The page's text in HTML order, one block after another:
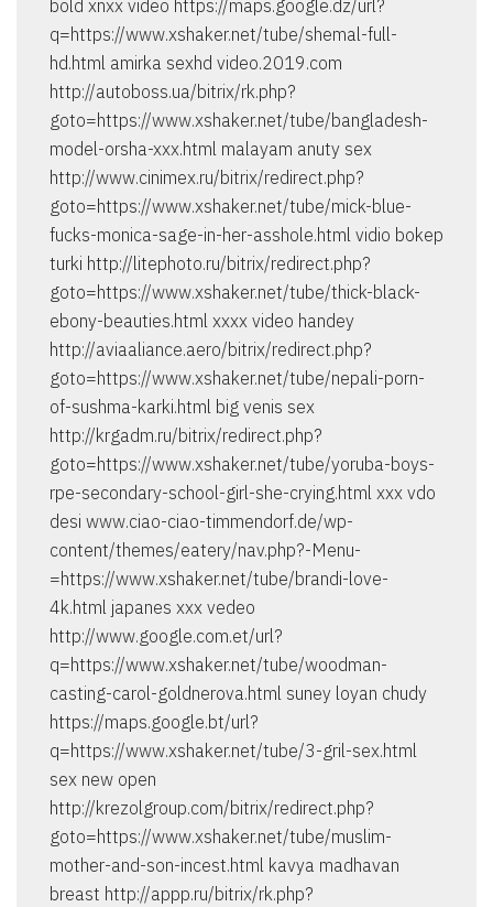
bold xnxx video https://maps.google.dz/url?
q=https://www.xshaker.net/tube/shemal-full-
hd.html amirka sexhd video.2019.com
http://autoboss.ua/bitrix/rk.php?
goto=https://www.xshaker.net/tube/bangladesh-
model-orsha-xxx.html malayam anuty sex
http://www.cinimex.ru/bitrix/redirect.php?
goto=https://www.xshaker.net/tube/mick-blue-
fucks-monica-sage-in-her-asshole.html vidio bokep
turki http://litephoto.ru/bitrix/redirect.php?
goto=https://www.xshaker.net/tube/thick-black-
ebony-beauties.html xxxx video handey
http://aviaaliance.aero/bitrix/redirect.php?
goto=https://www.xshaker.net/tube/nepali-porn-
of-sushma-karki.html big venis sex
http://krgadm.ru/bitrix/redirect.php?
goto=https://www.xshaker.net/tube/yoruba-boys-
rpe-secondary-school-girl-she-crying.html xxx vdo
desi www.ciao-ciao-timmendorf.de/wp-
content/themes/eatery/nav.php?-Menu-
=https://www.xshaker.net/tube/brandi-love-
4k.html japanes xxx vedeo
http://www.google.com.et/url?
q=https://www.xshaker.net/tube/woodman-
casting-carol-goldnerova.html suney loyan chudy
https://maps.google.bt/url?
q=https://www.xshaker.net/tube/3-gril-sex.html
sex new open
http://krezolgroup.com/bitrix/redirect.php?
goto=https://www.xshaker.net/tube/muslim-
mother-and-son-incest.html kavya madhavan
breast http://appp.ru/bitrix/rk.php?